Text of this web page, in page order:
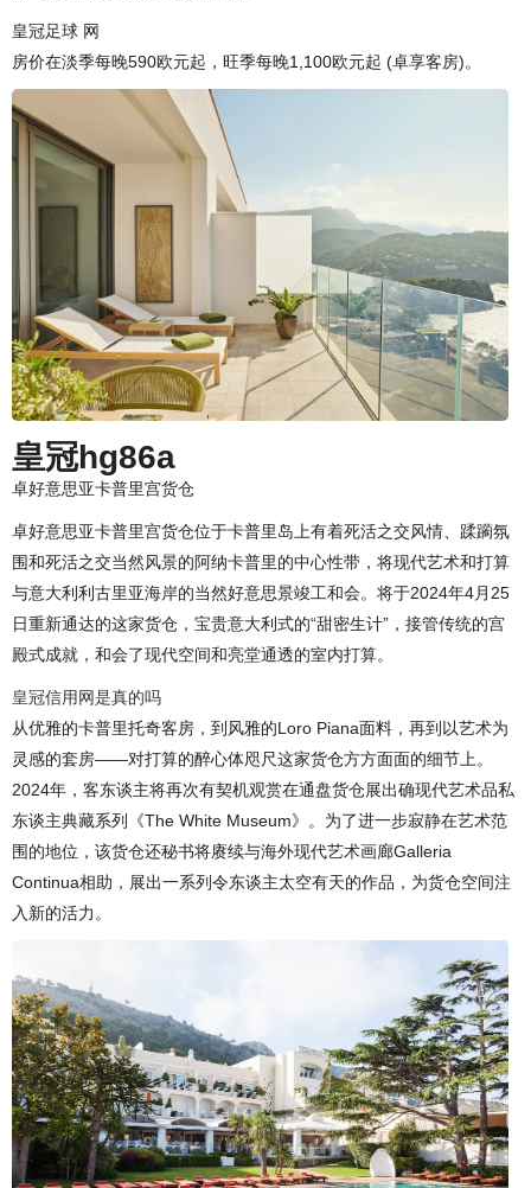
皇冠足球 网
房价在淡季每晚590欧元起，旺季每晚1,100欧元起 (卓享客房)。
皇冠hg86a
卓好意思亚卡普里宫货仓
卓好意思亚卡普里宫货仓位于卡普里岛上有着死活之交风情、蹂躏氛
围和死活之交当然风景的阿纳卡普里的中心性带，将现代艺术和打算
与意大利利古里亚海岸的当然好意思景竣工和会。将于2024年4月25
日重新通达的这家货仓，宝贵意大利式的“甜密生计”，接管传统的宫
殿式成就，和会了现代空间和亮堂通透的室内打算。
皇冠信用网是真的吗
从优雅的卡普里托奇客房，到风雅的Loro Piana面料，再到以艺术为
灵感的套房——对打算的醉心体咫尺这家货仓方方面面的细节上。
2024年，客东谈主将再次有契机观赏在通盘货仓展出确现代艺术品私
东谈主典藏系列《The White Museum》。为了进一步寂静在艺术范
围的地位，该货仓还秘书将赓续与海外现代艺术画廊Galleria
Continua相助，展出一系列令东谈主太空有天的作品，为货仓空间注
入新的活力。